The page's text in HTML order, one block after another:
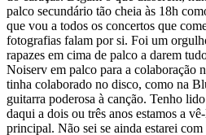
palco secundário tão cheia às 18h
que vou a todos os concertos que
fotografias falam por si. Foi um
rapazes em cima de palco a darem
Noiserv em palco para a colaboração
tinha colaborado no disco, como na
guitarra poderosa à canção. Tenho
daqui a dois ou três anos estamos a
principal. Não sei se ainda estarei com